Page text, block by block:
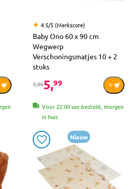
4.5/5 (Merkscore)
Baby Ono 60 x 90 cm
Wegwerp
Verschoningsmatjes 10 + 2
stuks
7,995,99
Voor 22:00 uur besteld, morgen
in huis
Nieuw